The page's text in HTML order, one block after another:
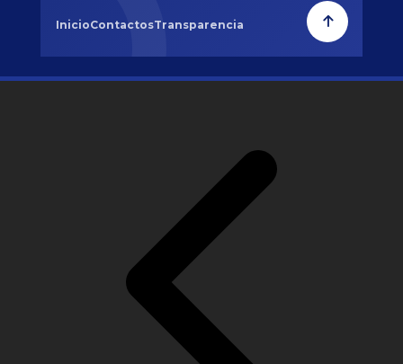
InicioContactosTransparencia